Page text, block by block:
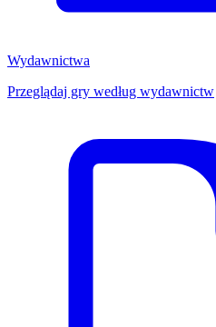
Wydawnictwa
Przeglądaj gry według wydawnictw